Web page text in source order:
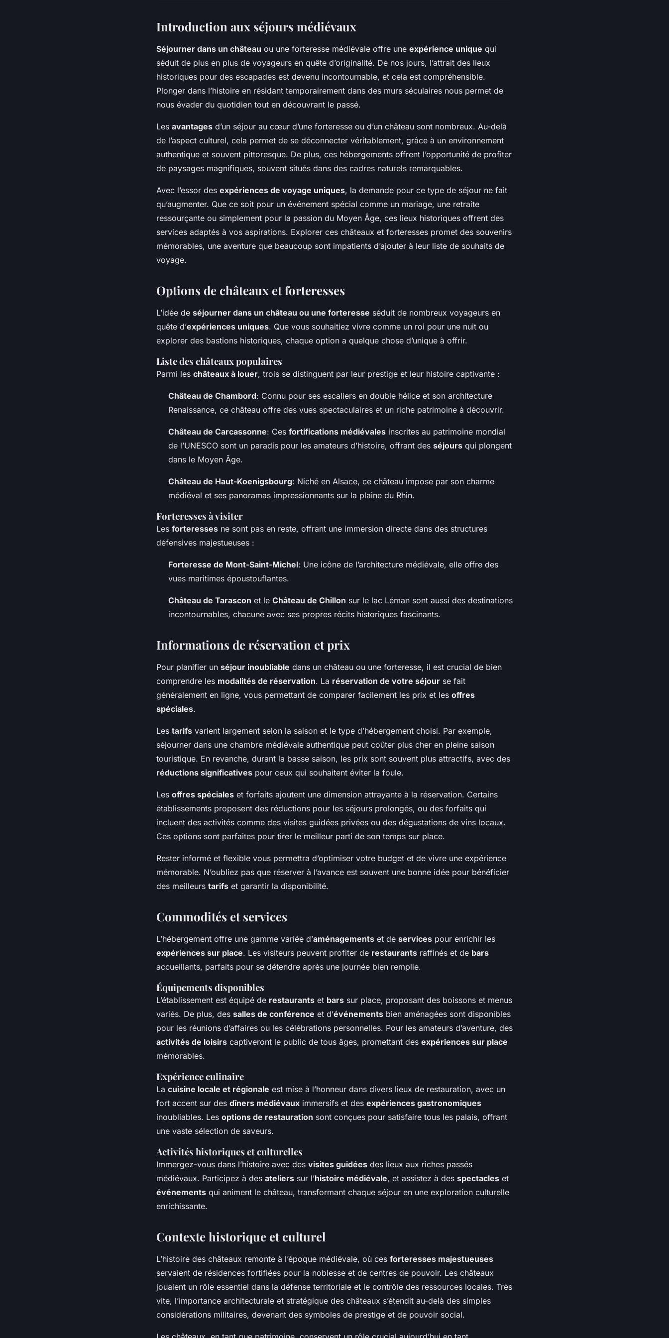
Introduction aux séjours médiévaux
Séjourner dans un château ou une forteresse médiévale offre une expérience unique qui
séduit de plus en plus de voyageurs en quête d’originalité. De nos jours, l’attrait des lieux
historiques pour des escapades est devenu incontournable, et cela est compréhensible.
Plonger dans l’histoire en résidant temporairement dans des murs séculaires nous permet de
nous évader du quotidien tout en découvrant le passé.
Les avantages d’un séjour au cœur d’une forteresse ou d’un château sont nombreux. Au-delà
de l’aspect culturel, cela permet de se déconnecter véritablement, grâce à un environnement
authentique et souvent pittoresque. De plus, ces hébergements offrent l’opportunité de profiter
de paysages magnifiques, souvent situés dans des cadres naturels remarquables.
Avec l’essor des expériences de voyage uniques, la demande pour ce type de séjour ne fait
qu’augmenter. Que ce soit pour un événement spécial comme un mariage, une retraite
ressourçante ou simplement pour la passion du Moyen Âge, ces lieux historiques offrent des
services adaptés à vos aspirations. Explorer ces châteaux et forteresses promet des souvenirs
mémorables, une aventure que beaucoup sont impatients d’ajouter à leur liste de souhaits de
voyage.
Options de châteaux et forteresses
L’idée de séjourner dans un château ou une forteresse séduit de nombreux voyageurs en
quête d’expériences uniques. Que vous souhaitiez vivre comme un roi pour une nuit ou
explorer des bastions historiques, chaque option a quelque chose d’unique à offrir.
Liste des châteaux populaires
Parmi les châteaux à louer, trois se distinguent par leur prestige et leur histoire captivante :
Château de Chambord: Connu pour ses escaliers en double hélice et son architecture
Renaissance, ce château offre des vues spectaculaires et un riche patrimoine à découvrir.
Château de Carcassonne: Ces fortifications médiévales inscrites au patrimoine mondial
de l’UNESCO sont un paradis pour les amateurs d’histoire, offrant des séjours qui plongent
dans le Moyen Âge.
Château de Haut-Koenigsbourg: Niché en Alsace, ce château impose par son charme
médiéval et ses panoramas impressionnants sur la plaine du Rhin.
Forteresses à visiter
Les forteresses ne sont pas en reste, offrant une immersion directe dans des structures
défensives majestueuses :
Forteresse de Mont-Saint-Michel: Une icône de l’architecture médiévale, elle offre des
vues maritimes époustouflantes.
Château de Tarascon et le Château de Chillon sur le lac Léman sont aussi des destinations
incontournables, chacune avec ses propres récits historiques fascinants.
Informations de réservation et prix
Pour planifier un séjour inoubliable dans un château ou une forteresse, il est crucial de bien
comprendre les modalités de réservation. La réservation de votre séjour se fait
généralement en ligne, vous permettant de comparer facilement les prix et les offres
spéciales.
Les tarifs varient largement selon la saison et le type d’hébergement choisi. Par exemple,
séjourner dans une chambre médiévale authentique peut coûter plus cher en pleine saison
touristique. En revanche, durant la basse saison, les prix sont souvent plus attractifs, avec des
réductions significatives pour ceux qui souhaitent éviter la foule.
Les offres spéciales et forfaits ajoutent une dimension attrayante à la réservation. Certains
établissements proposent des réductions pour les séjours prolongés, ou des forfaits qui
incluent des activités comme des visites guidées privées ou des dégustations de vins locaux.
Ces options sont parfaites pour tirer le meilleur parti de son temps sur place.
Rester informé et flexible vous permettra d’optimiser votre budget et de vivre une expérience
mémorable. N’oubliez pas que réserver à l’avance est souvent une bonne idée pour bénéficier
des meilleurs tarifs et garantir la disponibilité.
Commodités et services
L’hébergement offre une gamme variée d’aménagements et de services pour enrichir les
expériences sur place. Les visiteurs peuvent profiter de restaurants raffinés et de bars
accueillants, parfaits pour se détendre après une journée bien remplie.
Équipements disponibles
L’établissement est équipé de restaurants et bars sur place, proposant des boissons et menus
variés. De plus, des salles de conférence et d’événements bien aménagées sont disponibles
pour les réunions d’affaires ou les célébrations personnelles. Pour les amateurs d’aventure, des
activités de loisirs captiveront le public de tous âges, promettant des expériences sur place
mémorables.
Expérience culinaire
La cuisine locale et régionale est mise à l’honneur dans divers lieux de restauration, avec un
fort accent sur des dîners médiévaux immersifs et des expériences gastronomiques
inoubliables. Les options de restauration sont conçues pour satisfaire tous les palais, offrant
une vaste sélection de saveurs.
Activités historiques et culturelles
Immergez-vous dans l’histoire avec des visites guidées des lieux aux riches passés
médiévaux. Participez à des ateliers sur l’histoire médiévale, et assistez à des spectacles et
événements qui animent le château, transformant chaque séjour en une exploration culturelle
enrichissante.
Contexte historique et culturel
L’histoire des châteaux remonte à l’époque médiévale, où ces forteresses majestueuses
servaient de résidences fortifiées pour la noblesse et de centres de pouvoir. Les châteaux
jouaient un rôle essentiel dans la défense territoriale et le contrôle des ressources locales. Très
vite, l’importance architecturale et stratégique des châteaux s’étendit au-delà des simples
considérations militaires, devenant des symboles de prestige et de pouvoir social.